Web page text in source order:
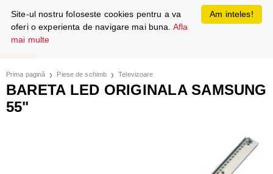
Prima pagină Piese de schimb Televizoare
BARETA LED ORIGINALA SAMSUNG
55"
Am inteles!
Site-ul nostru foloseste cookies pentru a va
oferi o experienta de navigare mai buna. Afla
mai multe